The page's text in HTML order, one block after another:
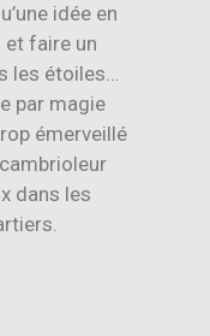
idée en
et faire un
les étoiles…
par magie
émerveillé
dans les